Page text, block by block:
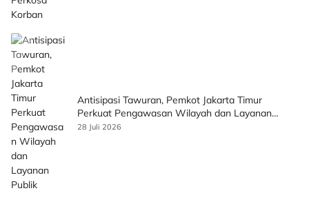
Antisipasi Tawuran, Pemkot Jakarta Timur
Perkuat Pengawasan Wilayah dan Layanan
Publik
28 Juli 2026